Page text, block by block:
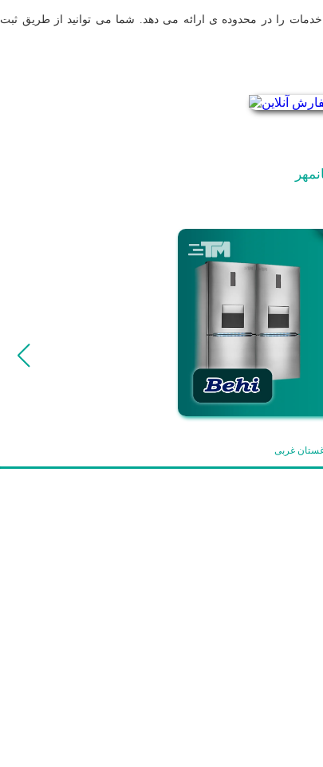
را در محدوده ی ارائه می دهد. شما می توانید از طریق ثبت
غربی